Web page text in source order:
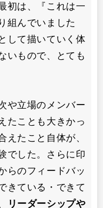
初は、『これは一
組んでいました
して描いていく体
いもので、とても
や立場のメンバー
たことも大きかっ
えたこと自体が、
でした。さらに印
らのフィードバッ
きている・できて
リーダーシップや